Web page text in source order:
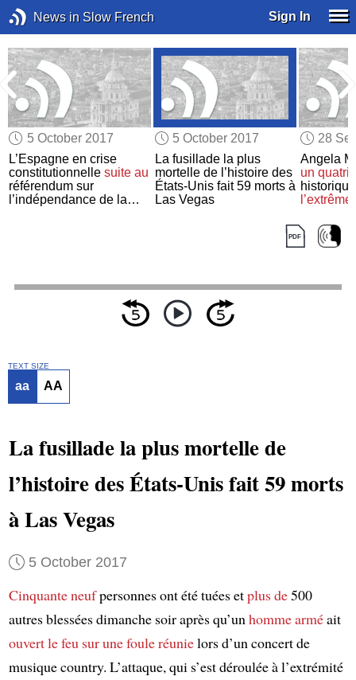
News in Slow French Sign In
5 October 2017
L’Espagne en crise
constitutionnellesuite au
référendum sur
l’indépendance de la
5 October 2017
La fusillade la plus
mortelle de l’histoire des
États-Unis fait 59 morts à
Las Vegas
28
Angela
un
TEXT SIZE
aa AA
La fusillade la plus mortelle de
l’histoire des États-Unis fait 59 morts
à Las Vegas
5 October 2017
Cinquante neufpersonnes ont été tuées etplus de500
autres blessées dimanche soir après qu’unhomme arméait
ouvert le feu sur une fouleréunielors d’un concert de
musique country. L’attaque, qui s’est déroulée à l’extrémité